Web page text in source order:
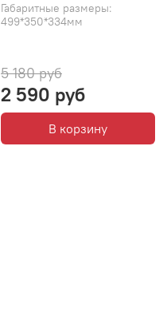
Габаритные размеры:
499*350*334мм
5 180 руб
2 590 руб
В корзину